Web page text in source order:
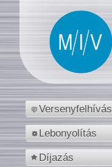
Versenyfelhívás
Lebonyolítás
Díjazás